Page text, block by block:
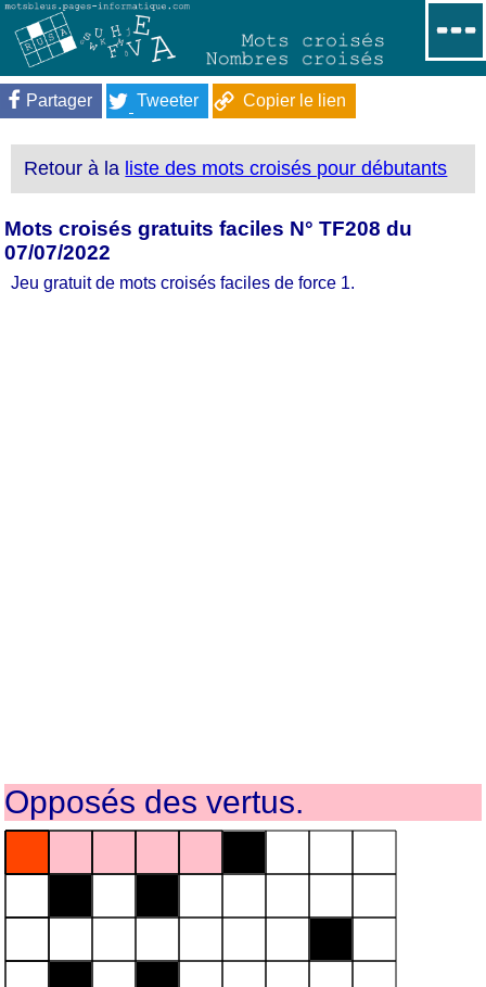
Partager Tweeter Copier le lien
Retour à la liste des mots croisés pour débutants
Mots croisés gratuits faciles N° TF208 du
07/07/2022
Jeu gratuit de mots croisés faciles de force 1.
Opposés des vertus.